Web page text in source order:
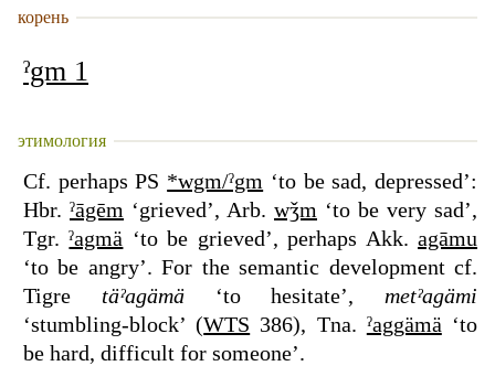
корень
ˀgm 1
этимология
Cf. perhaps PS *wgm/ˀgm ‘to be sad, depressed’:
Hbr. ˀāgēm ‘grieved’, Arb. wǯm ‘to be very sad’,
Tgr.ˀagmä ‘to be grieved’, perhaps Akk.agāmu
‘to be angry’. For the semantic development cf.
Tigre täˀagämä‘to hesitate’, metˀagämi
‘stumbling-block’ (WTS 386), Tna. ˀaggämä ‘to
be hard, difficult for someone’.